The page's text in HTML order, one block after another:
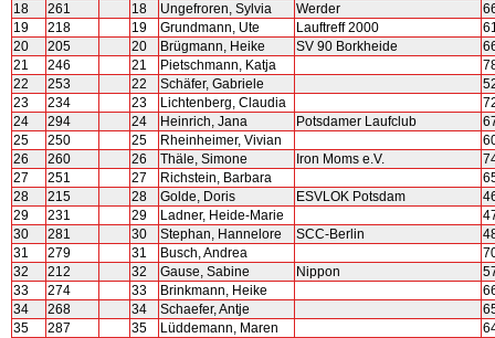
18
261 18 Ungefroren, Sylvia Werder
19
218 19 Grundmann, Ute Lauftreff 2000
20
205 20 Brügmann, Heike SV 90 Borkheide
21
246 21 Pietschmann, Katja
22
253 22 Schäfer, Gabriele
23
234 23 Lichtenberg, Claudia
24
294 24 Heinrich, Jana Potsdamer Laufclub
25
250 25 Rheinheimer, Vivian
26
260 26 Thäle, Simone Iron Moms e.V.
27
251 27 Richstein, Barbara
28
215 28 Golde, Doris ESVLOK Potsdam
29
231 29 Ladner, Heide-Marie
30
281 30 Stephan, Hannelore SCC-Berlin
31
279 31 Busch, Andrea
32
212 32 Gause, Sabine Nippon
33
274 33 Brinkmann, Heike
34
268 34 Schaefer, Antje
35
287 35 Lüddemann, Maren